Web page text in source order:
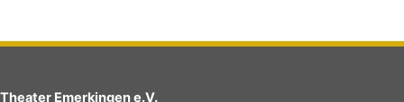
Theater Emerkingen e.V.